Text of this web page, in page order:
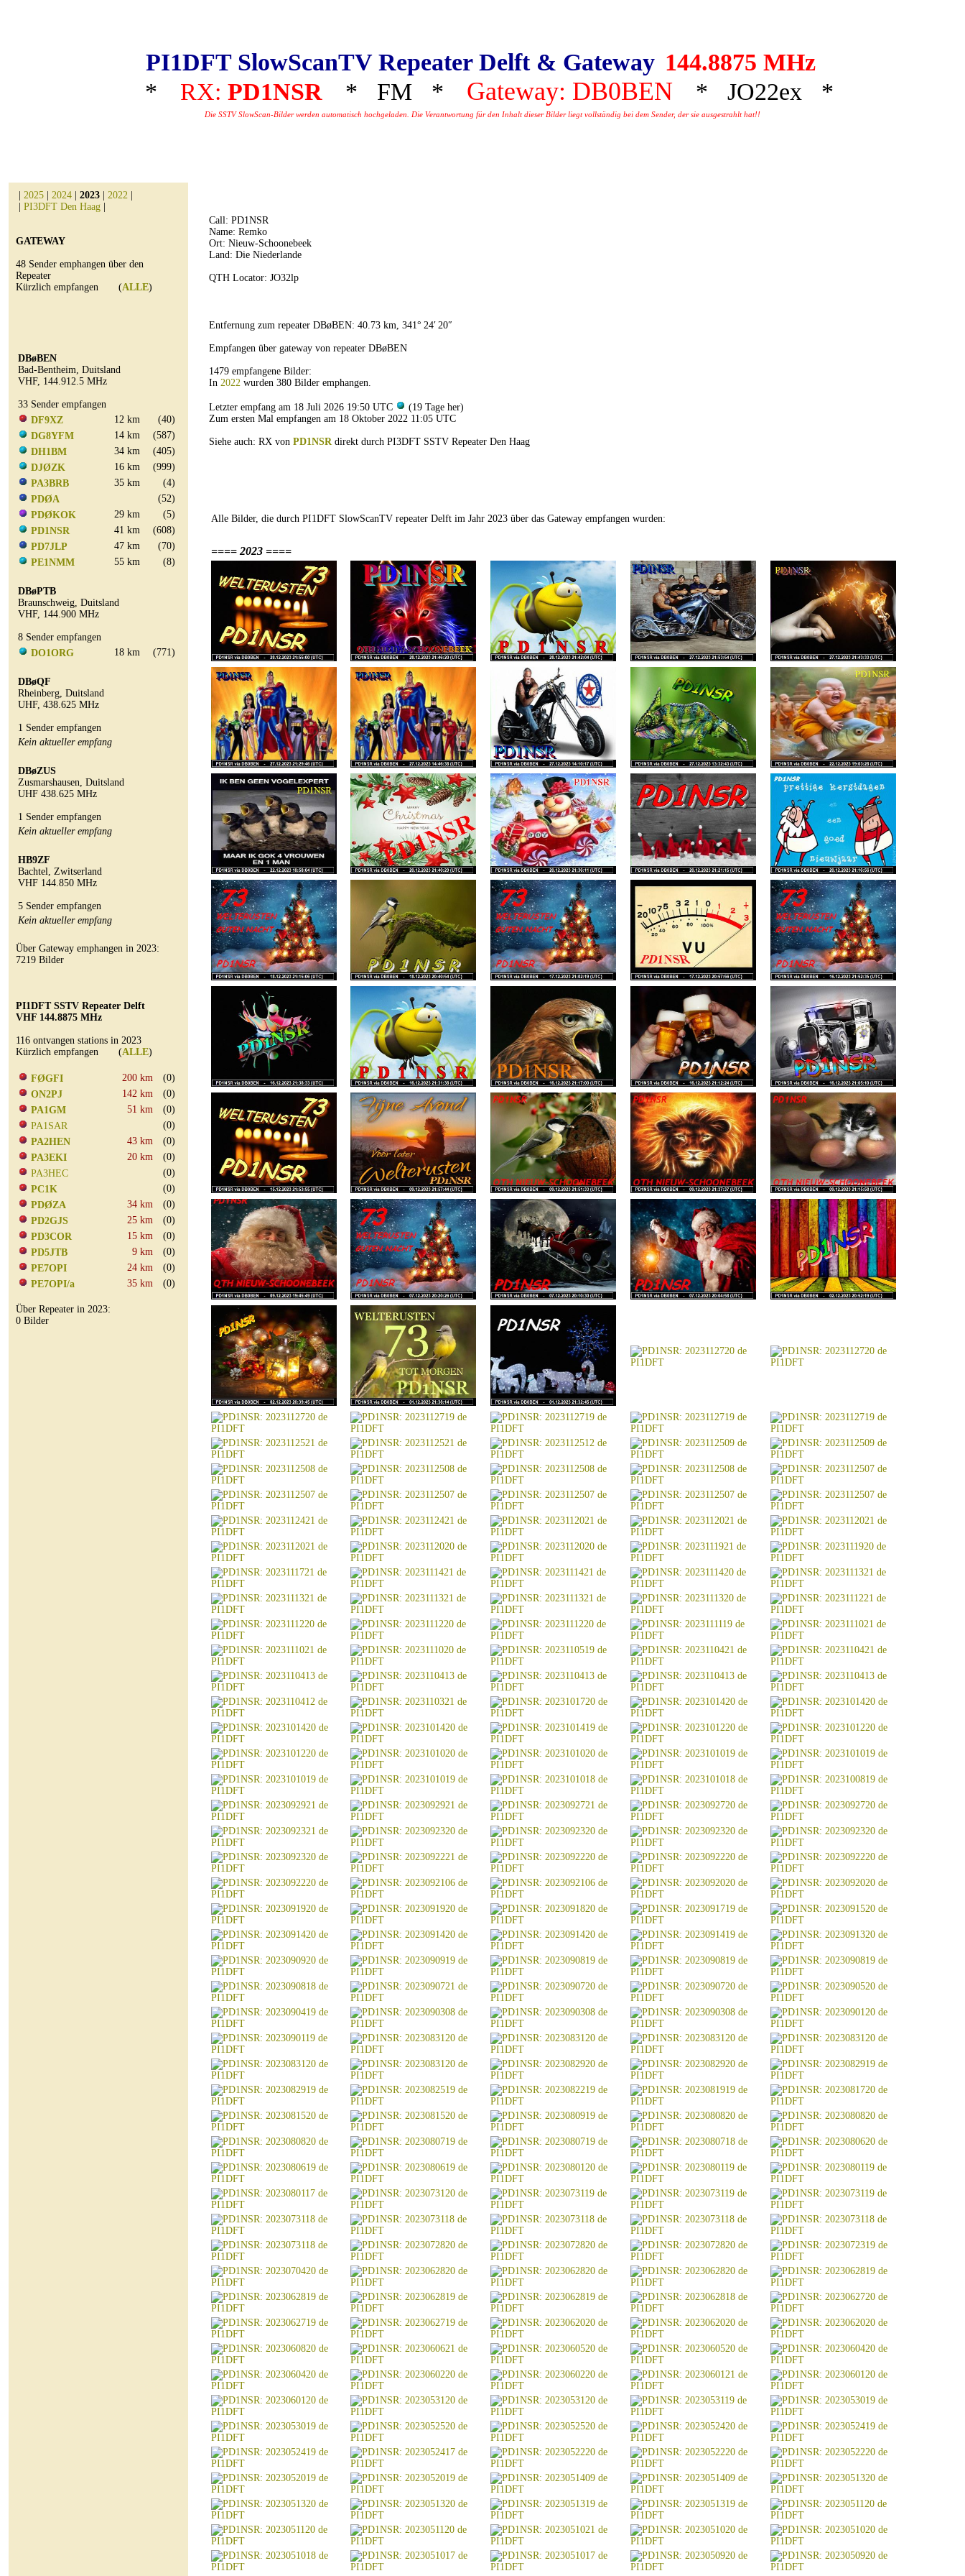
PI1DFT SlowScanTV Repeater Delft & Gateway 144.8875 MHz
*
RX: PD1NSR * FM * Gateway: DB0BEN * JO22ex *
Die SSTV SlowScan-Bilder werden automatisch hochgeladen. Die Verantwortung für den Inhalt dieser Bilder liegt vollständig bei dem Sender, der sie ausgestrahlt hat!!
2025 2024 2023 2022
PI3DFT Den Haag
GATEWAY
48 Sender emphangen über den
Repeater
Kürzlich empfangen (ALLE)
DBøBEN
Bad-Bentheim, Duitsland
VHF, 144.912.5 MHz
33 Sender empfangen
DF9XZ
12 km
(40)
DG8YFM
14 km
(587)
DH1BM
34 km
(405)
DJØZK
16 km
(999)
PA3BRB
35 km
(4)
PDØA
(52)
PDØKOK
29 km
(5)
PD1NSR
41 km
(608)
PD7JLP
47 km
(70)
PE1NMM
55 km (8)
DBøPTB
Braunschweig, Duitsland
VHF, 144.900 MHz
8 Sender empfangen
DO1ORG
18 km (771)
DBøQF
Rheinberg, Duitsland
UHF, 438.625 MHz
1 Sender empfangen
Kein aktueller empfang
DBøZUS
Zusmarshausen, Duitsland
UHF 438.625 MHz
1 Sender empfangen
Kein aktueller empfang
HB9ZF
Bachtel, Zwitserland
VHF 144.850 MHz
5 Sender empfangen
Kein aktueller empfang
Über Gateway emphangen in 2023:
7219 Bilder
PI1DFT SSTV Repeater Delft
VHF 144.8875 MHz
116 ontvangen stations in 2023
Kürzlich empfangen (ALLE)
FØGFI 200 km
(0)
ON2PJ
142 km
(0)
PA1GM
51 km
(0)
PA1SAR
(0)
PA2HEN
43 km
(0)
PA3EKI
20 km
(0)
PA3HEC
(0)
PC1K
(0)
PDØZA
34 km
(0)
PD2GJS
25 km
(0)
PD3COR
15 km
(0)
PD5JTB
9 km
(0)
PE7OPI
24 km
(0)
PE7OPI/a
35 km (0)
Über Repeater in 2023:
0 Bilder
Call: PD1NSR
Name: Remko
Ort: Nieuw-Schoonebeek
Land: Die Niederlande
QTH Locator: JO32lp
Entfernung zum repeater DBøBEN: 40.73 km, 341° 24′ 20″
Empfangen über gateway von repeater DBøBEN
1479 empfangene Bilder:
In 2022 wurden 380 Bilder emphangen.
Letzter empfang am 18 Juli 2026 19:50 UTC
(19 Tage her)
Zum ersten Mal empfangen am 18 Oktober 2022 11:05 UTC
Siehe auch: RX von PD1NSRdirekt durch PI3DFT SSTV Repeater Den Haag
Alle Bilder, die durch PI1DFT SlowScanTV repeater Delft im Jahr 2023 über das Gateway empfangen wurden:
==== 2023 ====